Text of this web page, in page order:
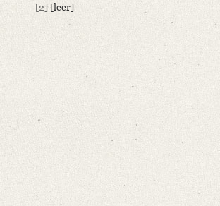
Manuscript
Provider: Weimar, Klassik Stiftung
Incipit: „[1] [...] für viele. Möchte mir
German
Bamberg, Claudia
[2] [leer]